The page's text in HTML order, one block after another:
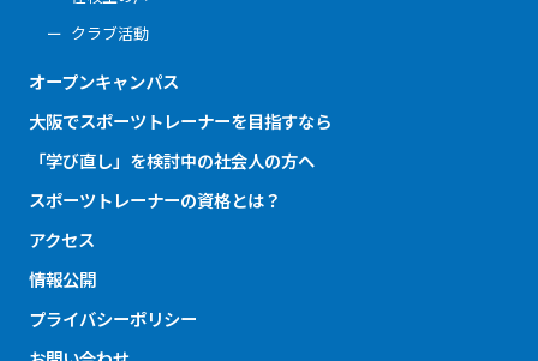
クラブ活動
オープンキャンパス
大阪でスポーツトレーナーを目指すなら
「学び直し」を検討中の社会人の方へ
スポーツトレーナーの資格とは？
アクセス
情報公開
プライバシーポリシー